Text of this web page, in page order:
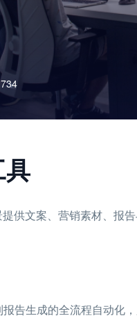
734
供文案、营销素材、报
告生成的全流程自动化